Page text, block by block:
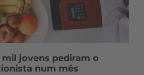
jovens pediram o
num mês